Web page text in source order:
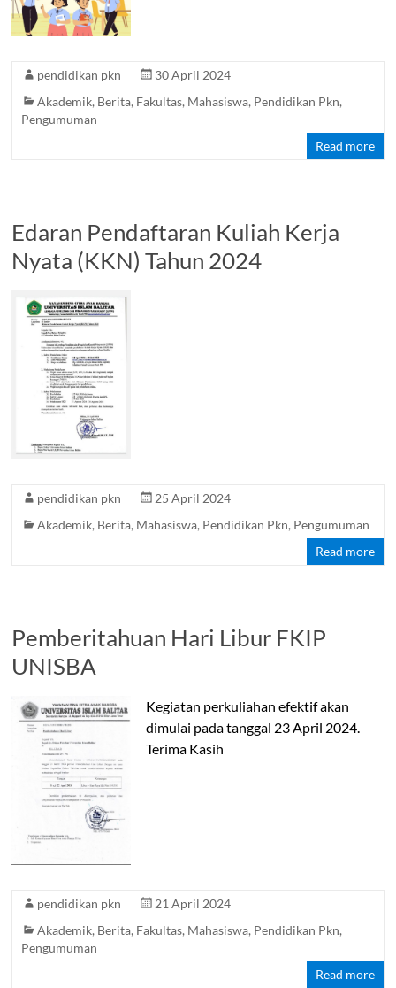
pendidikan pkn
30 April 2024
Akademik, Berita, Fakultas, Mahasiswa, Pendidikan Pkn,
Pengumuman
Read more
Edaran Pendaftaran Kuliah Kerja
Nyata (KKN) Tahun 2024
pendidikan pkn
25 April 2024
Akademik, Berita, Mahasiswa, Pendidikan Pkn, Pengumuman
Read more
Pemberitahuan Hari Libur FKIP
UNISBA
Kegiatan perkuliahan efektif akan
dimulai pada tanggal 23 April 2024.
Terima Kasih
pendidikan pkn
21 April 2024
Akademik, Berita, Fakultas, Mahasiswa, Pendidikan Pkn,
Pengumuman
Read more